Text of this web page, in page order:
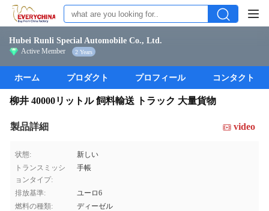
Hubei Runli Special Automobile Co., Ltd.
Active Member 2 Years
ホーム プロダクト プロフィール コンタクト
柳井 40000リットル 飼料輸送 トラック 大量貨物
製品詳細 video
状態:
新しい
トランスミッシ
ョンタイプ:
手帳
排放基準:
ユーロ6
燃料の種類:
ディーゼル